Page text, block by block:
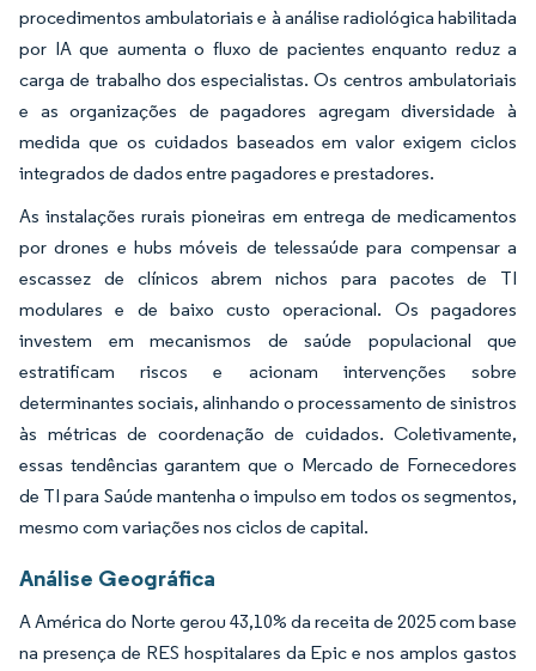
procedimentos ambulatoriais e à análise radiológica habilitada
por IA que aumenta o fluxo de pacientes enquanto reduz a
carga de trabalho dos especialistas. Os centros ambulatoriais
e as organizações de pagadores agregam diversidade à
medida que os cuidados baseados em valor exigem ciclos
integrados de dados entre pagadores e prestadores.
As instalações rurais pioneiras em entrega de medicamentos
por drones e hubs móveis de telessaúde para compensar a
escassez de clínicos abrem nichos para pacotes de TI
modulares e de baixo custo operacional. Os pagadores
investem em mecanismos de saúde populacional que
estratificam riscos e acionam intervenções sobre
determinantes sociais, alinhando o processamento de sinistros
às métricas de coordenação de cuidados. Coletivamente,
essas tendências garantem que o Mercado de Fornecedores
de TI para Saúde mantenha o impulso em todos os segmentos,
mesmo com variações nos ciclos de capital.
Análise Geográfica
A América do Norte gerou 43,10% da receita de 2025 com base
na presença de RES hospitalares da Epic e nos amplos gastos